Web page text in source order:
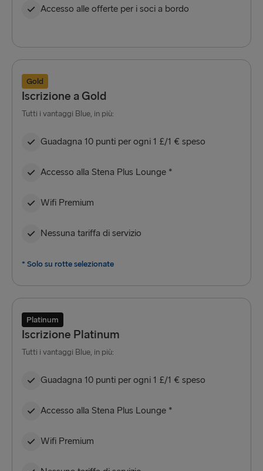
Accesso alle offerte per i soci a bordo
Gold
Iscrizione a Gold
Tutti i vantaggi Blue, in più:
Guadagna 10 punti per ogni 1 £/1 € speso
Accesso alla Stena Plus Lounge *
Wifi Premium
Nessuna tariffa di servizio
* Solo su rotte selezionate
Platinum
Iscrizione Platinum
Tutti i vantaggi Blue, in più:
Guadagna 10 punti per ogni 1 £/1 € speso
Accesso alla Stena Plus Lounge *
Wifi Premium